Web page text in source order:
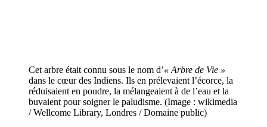
Cet arbre était connu sous le nom d’« Arbre de Vie »
dans le cœur des Indiens. Ils en prélevaient l’écorce, la
réduisaient en poudre, la mélangeaient à de l’eau et la
buvaient pour soigner le paludisme. (Image : wikimedia
/ Wellcome Library, Londres / Domaine public)